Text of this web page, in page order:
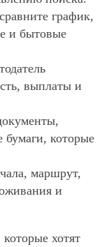
график,
и бытовые
выплаты и
бумаги, которые
маршрут,
и
хотят